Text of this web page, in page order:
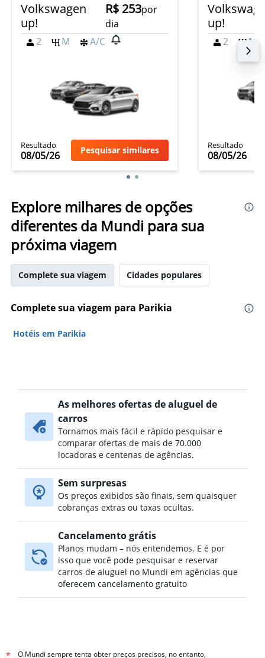
Volkswagen
up!
R$ 253por
dia
2
M A/C
Resultado
08/05/26 Pesquisar similares
up!
2 M
Resultado
08/05/26
Explore milhares de opções
diferentes da Mundi para sua
próxima viagem
Complete sua viagem Cidades populares
Complete sua viagem para Parikia
Hotéis em Parikia
As melhores ofertas de aluguel de
carros
Tornamos mais fácil e rápido pesquisar e
comparar ofertas de mais de 70.000
locadoras e centenas de agências.
Sem surpresas
Os preços exibidos são finais, sem quaisquer
cobranças extras ou taxas ocultas.
Cancelamento grátis
Planos mudam – nós entendemos. E é por
isso que você pode pesquisar e reservar
carros de aluguel no Mundi em agências que
oferecem cancelamento gratuito
* O Mundi sempre tenta obter preços precisos, no entanto,